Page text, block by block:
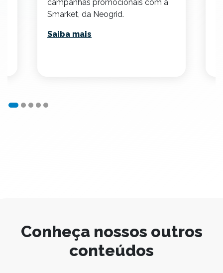
campanhas promocionais com a
Smarket, da Neogrid.
Saiba mais
Conheça nossos outros
conteúdos